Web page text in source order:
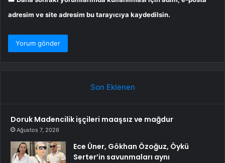
adresim ve site adresim bu tarayıcıya kaydedilsin.
Son Eklenen
Doruk Madencilik işçileri maaşsız ve mağdur
Ağustos 7, 2026
Ece Üner, Gökhan Özoğuz, Öykü
Serter’in savunmaları aynı